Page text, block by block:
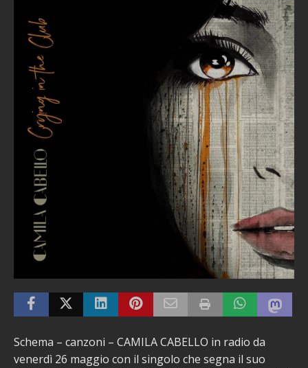
Schema – canzoni – CAMILA CABELLO in radio da
venerdì 26 maggio con il singolo che segna il suo